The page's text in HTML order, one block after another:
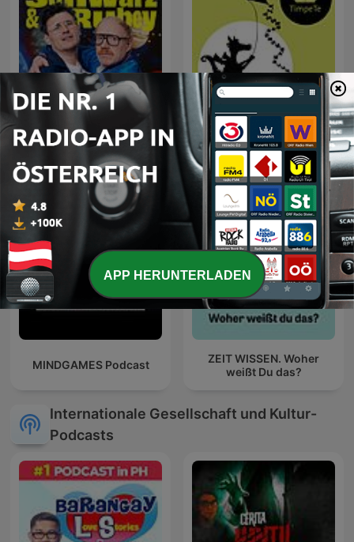
Schwarz & Rubey Märchen-Hörspiele
MINDGAMES Podcast
ZEIT WISSEN. Woher
weißt Du das?
Internationale Gesellschaft und Kultur-
Podcasts
APP HERUNTERLADEN